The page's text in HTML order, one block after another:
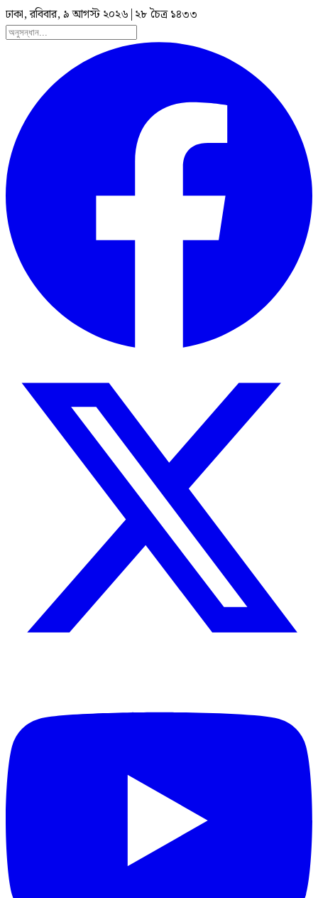
ঢাকা, রবিবার, ৯ আগস্ট ২০২৬ | ২৮ চৈত্র ১৪৩৩